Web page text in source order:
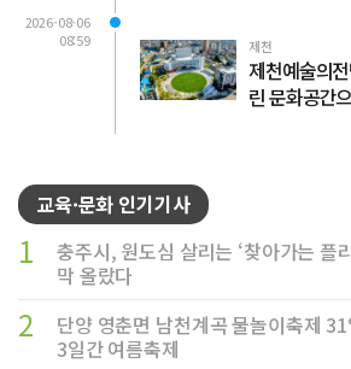
2026-08-06
08:59
제천
제천예술의
린 문화공간
교육·문화 인기기사
1
충주시, 원도심 살리는 ‘찾아가는 플
막 올랐다
2
단양 영춘면 남천계곡 물놀이축제
3일간 여름축제